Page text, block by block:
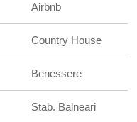
Airbnb
Country House
Benessere
Stab. Balneari